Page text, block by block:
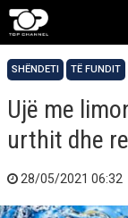
SHËNDETI TË FUNDIT
Ujë me
urthit dhe
28/05/2021 06:32